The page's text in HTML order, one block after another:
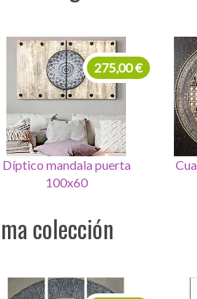
Cuadro Mandala vida
protectora
450,00 €
colección